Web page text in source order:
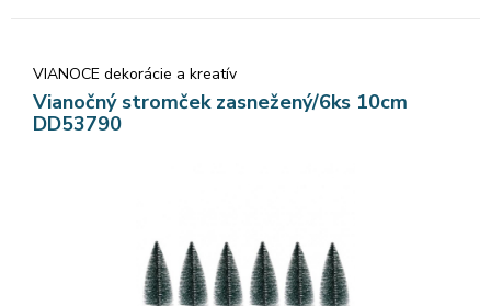
VIANOCE dekorácie a kreatív
Vianočný stromček zasnežený/6ks 10cm
DD53790